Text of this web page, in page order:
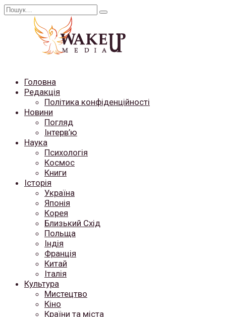
Перейти
Search
Головна
Редакція
Політика конфіденційності
Новини
Погляд
Інтерв’ю
Наука
Психологія
Космос
Книги
Історія
Україна
Японія
Корея
Близький Схід
Польща
Індія
Франція
Китай
Італія
Культура
Мистецтво
Кіно
Країни та міста